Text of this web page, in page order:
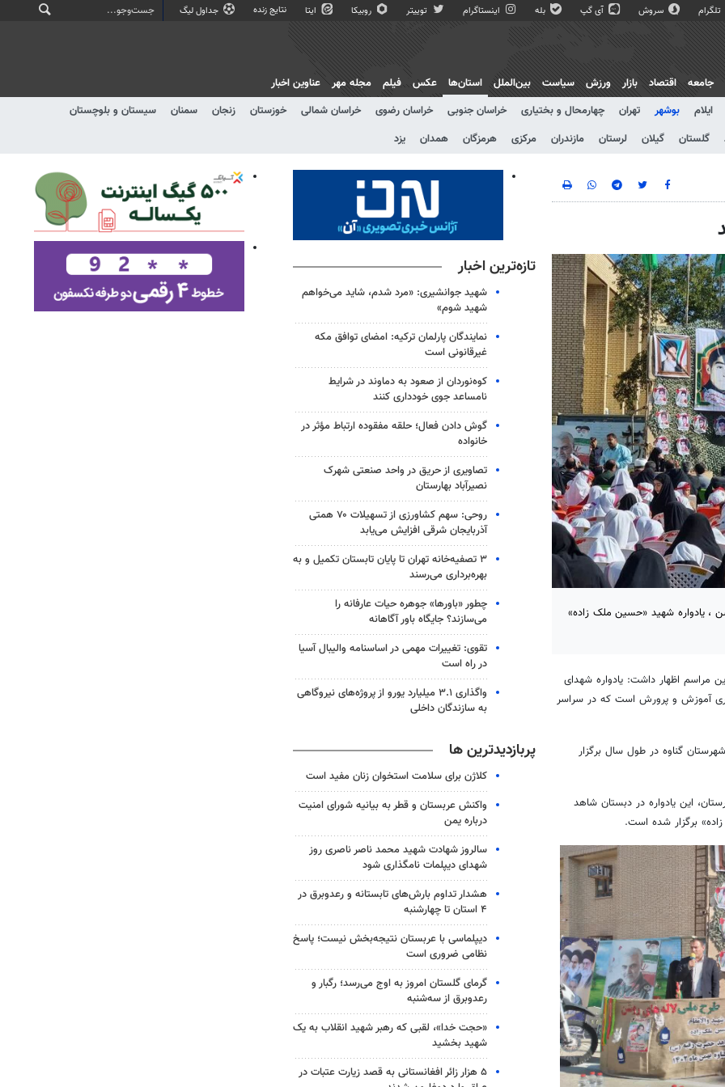
تلگرام سروش آی گپ بله اینستاگرام توییتر روبیکا ایتا نتایج زنده جداول لیگ
جامعه اقتصاد بازار ورزش سیاست بین‌الملل
استان‌ها
ایلام
بوشهر تهران چهارمحال و بختیاری خراسان جنوبی خراسان رضوی خراسان شمالی خوزستان زنجان سمنان
سیستان و بلوچستان
گلستان گیلان لرستان مازندران مرکزی هرمزگان همدان یزد
عکس فیلم مجله مهر عناوین اخبار
، یادواره شهید «حسین ملک زاده»
مراسم اظهار داشت: یادواره شهدای
آموزش و پرورش است که در سراسر
راستا این ویژه برنامه در تمامی ۱۵۶ آموزشگاه شهرستان گناوه در طول سال برگزار
این یادواره در دبستان شاهد
برگزار شده است.
تازه‌ترین اخبار
شهید جوانشیری: «مرد شدم، شاید می‌خواهم
شهید شوم»
نمایندگان پارلمان ترکیه: امضای توافق مکه
غیرقانونی است
کوه‌نوردان از صعود به دماوند در شرایط
نامساعد جوی خودداری کنند
گوش دادن فعال؛ حلقه مفقوده ارتباط مؤثر در
خانواده
تصاویری از حریق در واحد صنعتی شهرک
نصیرآباد بهارستان
روحی: سهم کشاورزی از تسهیلات ۷۰ همتی
آذربایجان شرقی افزایش می‌یابد
۳ ﺗﺼﻔﻴﻪ‌ﺧﺎﻧﻪ‌ تهران تا پایان تابستان تکمیل و به
بهره‌برداری می‌رسند
چطور «باورها» جوهره حیات عارفانه را
می‌سازند؟ جایگاه باور آگاهانه
تقوی: تغییرات مهمی در اساسنامه والیبال آسیا
در راه است
واگذاری ۳.۱ میلیارد یورو از پروژه‌های نیروگاهی
به سازندگان داخلی
پربازدیدترین ها
کلاژن برای سلامت استخوان زنان مفید است
واکنش عربستان و قطر به بیانیه شورای امنیت
درباره یمن
سالروز شهادت شهید محمد ناصر ناصری روز
شهدای دیپلمات نامگذاری شود
هشدار تداوم بارش‌های تابستانه و رعدوبرق در
۴ استان تا چهارشنبه
دیپلماسی با عربستان نتیجه‌بخش نیست؛ پاسخ
نظامی ضروری است
گرمای گلستان امروز به اوج می‌رسد؛ رگبار و
رعدوبرق از سه‌شنبه
«حجت خدا»، لقبی که رهبر شهید انقلاب به یک
شهید بخشید
۵ هزار زائر افغانستانی به قصد زیارت عتبات در